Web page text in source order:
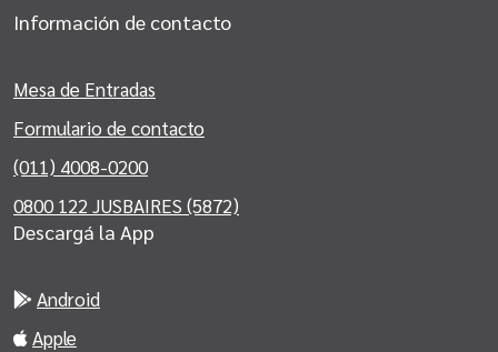
Información de contacto
Mesa de Entradas
Formulario de contacto
(011) 4008-0200
0800 122 JUSBAIRES (5872)
Descargá la App
Android
Apple